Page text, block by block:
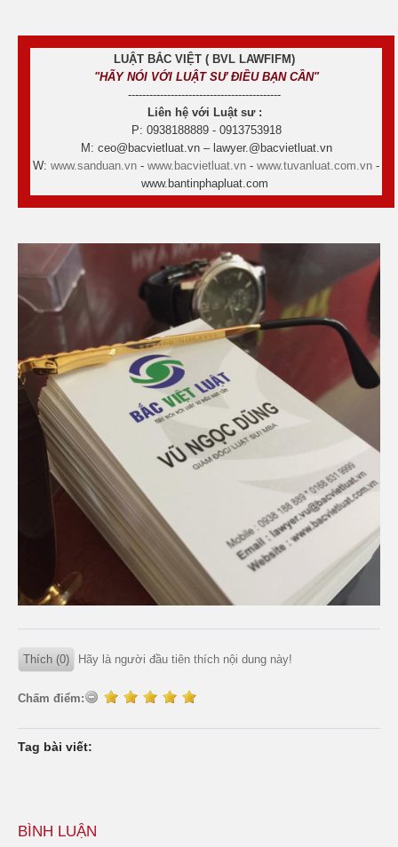
LUẬT BẮC VIỆT ( BVL LAWFIFM)
"HÃY NÓI VỚI LUẬT SƯ ĐIỀU BẠN CẦN"
-------------------------------------------
Liên hệ với Luật sư :
P: 0938188889 - 0913753918
M: ceo@bacvietluat.vn – lawyer.@bacvietluat.vn
W: www.sanduan.vn - www.bacvietluat.vn - www.tuvanluat.com.vn -
www.bantinphapluat.com
Thích (0) Hãy là người đầu tiên thích nội dung này!
Chấm điểm:
Tag bài viết:
BÌNH LUẬN